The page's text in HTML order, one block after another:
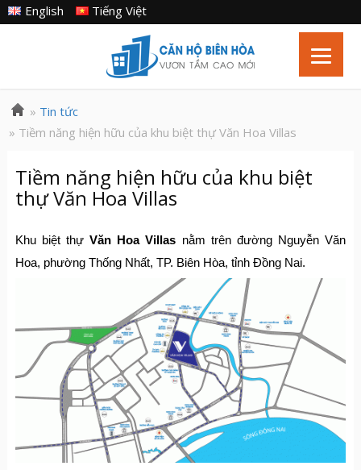
Tiếng Việt
English
» Tin tức
» Tiềm năng hiện hữu của khu biệt thự Văn Hoa Villas
Tiềm năng hiện hữu của khu biệt
thự Văn Hoa Villas
Khu biệt thựVăn Hoa Villas nằm trên đường Nguyễn Văn
Hoa, phường Thống Nhất, TP. Biên Hòa, tỉnh Đồng Nai.